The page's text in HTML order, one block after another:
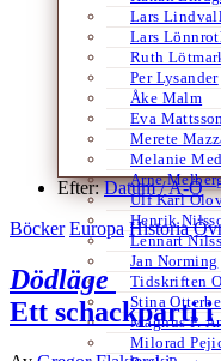
Lars Lindvall
Lars
Ruth
Per Lysander
Åke Malm
Eva Mattsson
Merete
Melanie
Arne
Ulf Karl
Henrik
Lennart
Jan Norming
Tidskriften
Stina
Magnus P.
Milorad
Efter:Datum /A-Ö
Böcker Europa Historia
Dödläge
Ett schackparti i